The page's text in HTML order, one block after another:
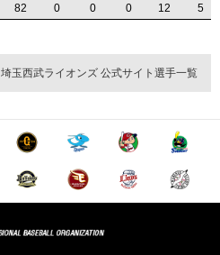
82 0 0 0 12 5
82 0 0 0 12 5
82 0 0 0 12 5
82 0 0 0 12 5
埼玉西武ライオンズ 公式サイト選手一覧